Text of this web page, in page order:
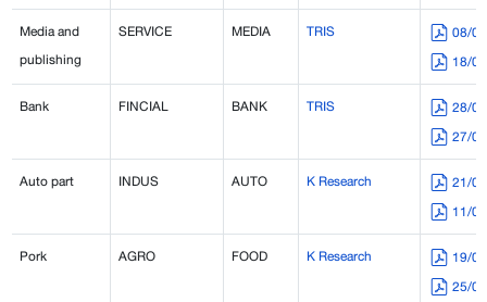
Media and
publishing
SERVICE MEDIA TRIS
08/
18/
Bank
FINCIAL BANK TRIS
28/
27/
Auto part
INDUS AUTO K Research
21/
11/
Pork
AGRO FOOD K Research
19/
25/